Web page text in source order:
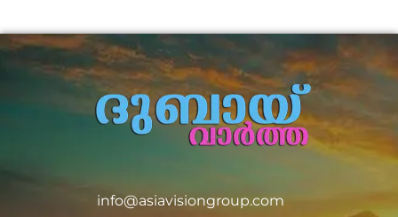
info@asiavisiongroup.com